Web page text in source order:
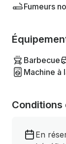
Fumeurs
Barbecue
Machine à
Conditions
En